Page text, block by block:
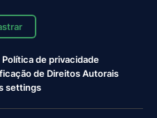
Política de privacidade
de Direitos Autorais
settings